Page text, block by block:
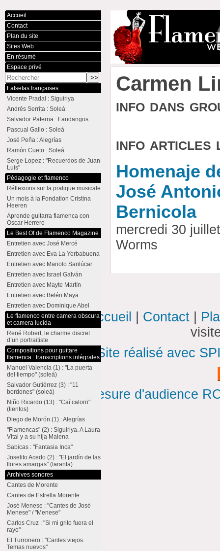
Carmen
info dans
info articles
Homenaje
José
Bernicola
mercredi 30
Worms
Accueil
Contact
Plan du site
Sites Web
En résumé
Espace privé
Falsetas françaises
Vicente Pradal : Siguiriya
Andrés Serrita : Soleá
Salvador Paterna : Fandangos
Pascual Gallo : Soleá
José Peña : Alegrías
Ramón Cueto : Soleá
Serge Lopez : "Recuerdos de Juan
Luis"
Pédagogie et flamenco
Réflexions sur la pratique musicale
Un mois à la Fondation Cristina
Heeren
Aprende guitarra flamenca con
Oscar Herrero
Le Best Of de Flamenco Magazine
Entretien avec José Mercé
Entretien avec Eva La Yerbabuena
Entretien avec Manolo Sanlúcar
Entretien avec Israel Galván
Entretien avec Mayte Martín
Entretien avec Belén Maya
Entretien avec Dominique Abel
Le flamenco entre camera obscura
et camera lucida
René Robert, le charme discret
d’un portraitiste
Compositions pour guitare
flamenca : transcriptions intégrales
Manuel Valencia (1) : "La puerta
del tiempo" (soleá)
Salvador Gutiérrez (3) : "11
bordones" (soleá)
Niño Ricardo (13) : "Caí calorri"
(tientos)
Diego de Morón (1) : Alegrías
"Flamencas" (2) : Siguiriya. A Laura
Vital y a su hija Malena
Sabicas : "Fantasia Inca"
Joselito Acedo (2) : "El jardín de las
flores amargas" (taranta)
Archives sonores
Cantes de Morente
Cantes de Estrella Morente
José Menese : "Cantes de José
Menese" / "Menese"
Carlos Cruz : "Si mi grito fuera el
rayo"
El Turronero : "Cantes viejos.
Temas nuevos"
Accueil Contact
Site réalisé avec
Mesure d'audience